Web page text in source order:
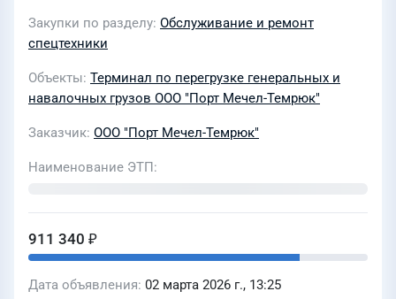
Закупки по разделу Обслуживание и ремонт
спецтехники
Объекты Терминал по перегрузке генеральных и
навалочных грузов ООО "Порт Мечел-Темрюк"
Заказчик ООО "Порт Мечел-Темрюк"
Наименование ЭТП
911 340 ₽
Дата объявления 02 марта 2026 г., 13:25